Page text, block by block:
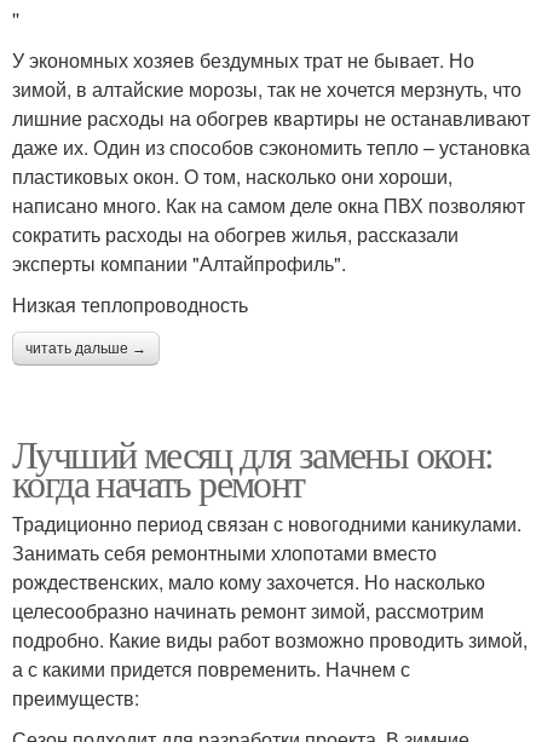
''
У экономных хозяев бездумных трат не бывает. Но
зимой, в алтайские морозы, так не хочется мерзнуть, что
лишние расходы на обогрев квартиры не останавливают
даже их. Один из способов сэкономить тепло – установка
пластиковых окон. О том, насколько они хороши,
написано много. Как на самом деле окна ПВХ позволяют
сократить расходы на обогрев жилья, рассказали
эксперты компании "Алтайпрофиль".
Низкая теплопроводность
читать дальше →
Лучший месяц для замены окон:
когда начать ремонт
Традиционно период связан с новогодними каникулами.
Занимать себя ремонтными хлопотами вместо
рождественских, мало кому захочется. Но насколько
целесообразно начинать ремонт зимой, рассмотрим
подробно. Какие виды работ возможно проводить зимой,
а с какими придется повременить. Начнем с
преимуществ: